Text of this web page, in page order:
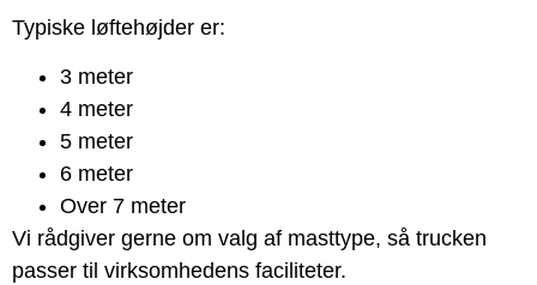
Typiske løftehøjder er:
3 meter
4 meter
5 meter
6 meter
Over 7 meter
Vi rådgiver gerne om valg af masttype, så trucken
passer til virksomhedens faciliteter.